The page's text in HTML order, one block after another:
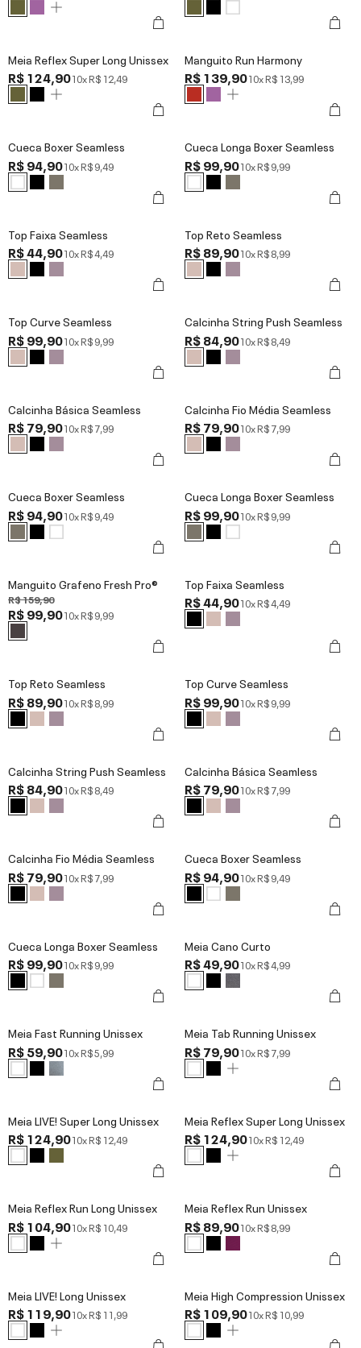
Meia Reflex Super Long Unissex
R$ 124,9010xR$ 12,49
Manguito Run Harmony
R$ 139,9010xR$ 13,99
Cueca Boxer Seamless
R$ 94,9010xR$ 9,49
Cueca Longa Boxer Seamless
R$ 99,9010xR$ 9,99
Top Faixa Seamless
R$ 44,9010xR$ 4,49
Top Reto Seamless
R$ 89,9010xR$ 8,99
Top Curve Seamless
R$ 99,9010xR$ 9,99
Calcinha String Push Seamless
R$ 84,9010xR$ 8,49
Calcinha Básica Seamless
R$ 79,9010xR$ 7,99
Calcinha Fio Média Seamless
R$ 79,9010xR$ 7,99
Cueca Boxer Seamless
R$ 94,9010xR$ 9,49
Cueca Longa Boxer Seamless
R$ 99,9010xR$ 9,99
Manguito Grafeno Fresh Pro®
R$ 159,90
R$ 99,9010xR$ 9,99
Top Faixa Seamless
R$ 44,9010xR$ 4,49
Top Reto Seamless
R$ 89,9010xR$ 8,99
Top Curve Seamless
R$ 99,9010xR$ 9,99
Calcinha String Push Seamless
R$ 84,9010xR$ 8,49
Calcinha Básica Seamless
R$ 79,9010xR$ 7,99
Calcinha Fio Média Seamless
R$ 79,9010xR$ 7,99
Cueca Boxer Seamless
R$ 94,9010xR$ 9,49
Cueca Longa Boxer Seamless
R$ 99,9010xR$ 9,99
Meia Cano Curto
R$ 49,9010xR$ 4,99
Meia Fast Running Unissex
R$ 59,9010xR$ 5,99
Meia Tab Running Unissex
R$ 79,9010xR$ 7,99
Meia LIVE! Super Long Unissex
R$ 124,9010xR$ 12,49
Meia Reflex Super Long Unissex
R$ 124,9010xR$ 12,49
Meia Reflex Run Long Unissex
R$ 104,9010xR$ 10,49
Meia Reflex Run Unissex
R$ 89,9010xR$ 8,99
Meia LIVE! Long Unissex
R$ 119,9010xR$ 11,99
Meia High Compression Unissex
R$ 109,9010xR$ 10,99